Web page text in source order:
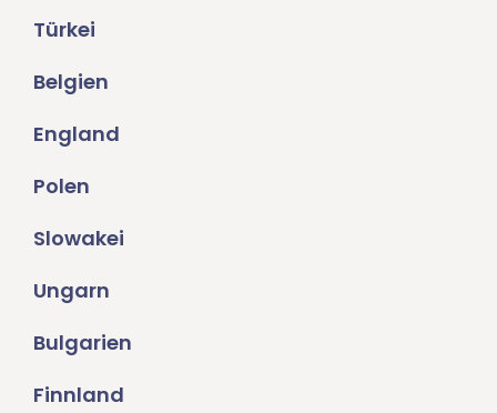
Türkei
Belgien
England
Polen
Slowakei
Ungarn
Bulgarien
Finnland